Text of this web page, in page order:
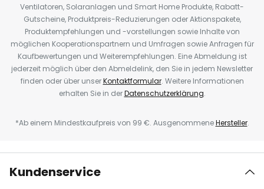
Ventilatoren, Solaranlagen und Smart Home Produkte, Rabatt-
Gutscheine, Produktpreis-Reduzierungen oder Aktionspakete,
Produktempfehlungen und -vorstellungen sowie Inhalte von
möglichen Kooperationspartnern und Umfragen sowie Anfragen für
Kaufbewertungen und Weiterempfehlungen. Eine Abmeldung ist
jederzeit möglich über den Abmeldelink, den Sie in jedem Newsletter
finden oder über unserKontaktformular. Weitere Informationen
erhalten Sie in derDatenschutzerklärung.
*Ab einem Mindestkaufpreis von 99 €. AusgenommeneHersteller.
Kundenservice